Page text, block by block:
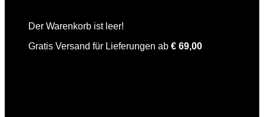
Der Warenkorb ist leer!
Gratis Versand für Lieferungen ab € 69,00